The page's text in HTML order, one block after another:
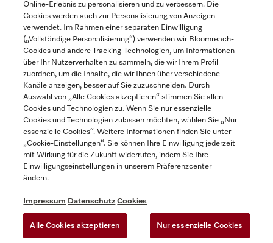
Impressum
AGB
Datenschutz
Nutzungsbedingungen
Gesetzen über digitale Dienste
Cookie-Einstellungen
Miele auf Instagram
Miele auf Youtube
Online-Erlebnis zu personalisieren und zu verbessern. Die
Cookies werden auch zur Personalisierung von Anzeigen
verwendet. Im Rahmen einer separaten Einwilligung
(„Vollständige Personalisierung“) verwenden wir Bloomreach-
Cookies und andere Tracking-Technologien, um Informationen
über Ihr Nutzerverhalten zu sammeln, die wir Ihrem Profil
zuordnen, um die Inhalte, die wir Ihnen über verschiedene
Kanäle anzeigen, besser auf Sie zuzuschneiden. Durch
Auswahl von „Alle Cookies akzeptieren“ stimmen Sie allen
Cookies und Technologien zu. Wenn Sie nur essenzielle
Cookies und Technologien zulassen möchten, wählen Sie „Nur
essenzielle Cookies“. Weitere Informationen finden Sie unter
„Cookie-Einstellungen“. Sie können Ihre Einwilligung jederzeit
mit Wirkung für die Zukunft widerrufen, indem Sie Ihre
Einwilligungseinstellungen in unserem Präferenzcenter
ändern.
Impressum Datenschutz Cookies
Alle Cookies akzeptieren Nur essenzielle Cookies